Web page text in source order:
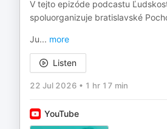
V tejto epizóde podcastu
spoluorganizuje bratislavské
Ju... more
Listen
22 Jul 2026 • 1 hr 17 min
YouTube